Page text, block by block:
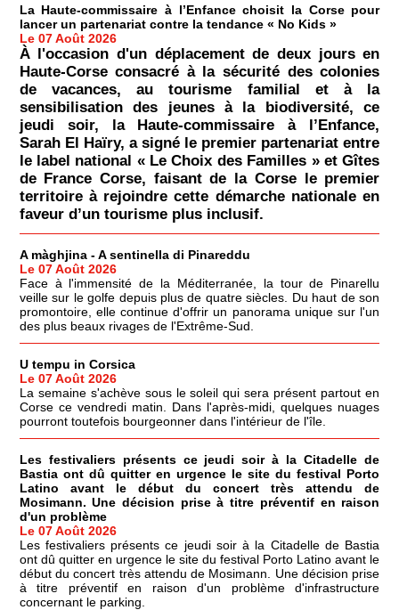
La Haute-commissaire à l’Enfance choisit la Corse pour
lancer un partenariat contre la tendance « No Kids »
Le 07 Août 2026
À l'occasion d'un déplacement de deux jours en
Haute-Corse consacré à la sécurité des colonies
de vacances, au tourisme familial et à la
sensibilisation des jeunes à la biodiversité, ce
jeudi soir, la Haute-commissaire à l’Enfance,
Sarah El Haïry, a signé le premier partenariat entre
le label national « Le Choix des Familles » et Gîtes
de France Corse, faisant de la Corse le premier
territoire à rejoindre cette démarche nationale en
faveur d’un tourisme plus inclusif.
A màghjina - A sentinella di Pinareddu
Le 07 Août 2026
Face à l'immensité de la Méditerranée, la tour de Pinarellu
veille sur le golfe depuis plus de quatre siècles. Du haut de son
promontoire, elle continue d'offrir un panorama unique sur l'un
des plus beaux rivages de l'Extrême-Sud.
U tempu in Corsica
Le 07 Août 2026
La semaine s'achève sous le soleil qui sera présent partout en
Corse ce vendredi matin. Dans l'après-midi, quelques nuages
pourront toutefois bourgeonner dans l'intérieur de l'île.
Les festivaliers présents ce jeudi soir à la Citadelle de
Bastia ont dû quitter en urgence le site du festival Porto
Latino avant le début du concert très attendu de
Mosimann. Une décision prise à titre préventif en raison
d'un problème
Le 07 Août 2026
Les festivaliers présents ce jeudi soir à la Citadelle de Bastia
ont dû quitter en urgence le site du festival Porto Latino avant le
début du concert très attendu de Mosimann. Une décision prise
à titre préventif en raison d'un problème d'infrastructure
concernant le parking.